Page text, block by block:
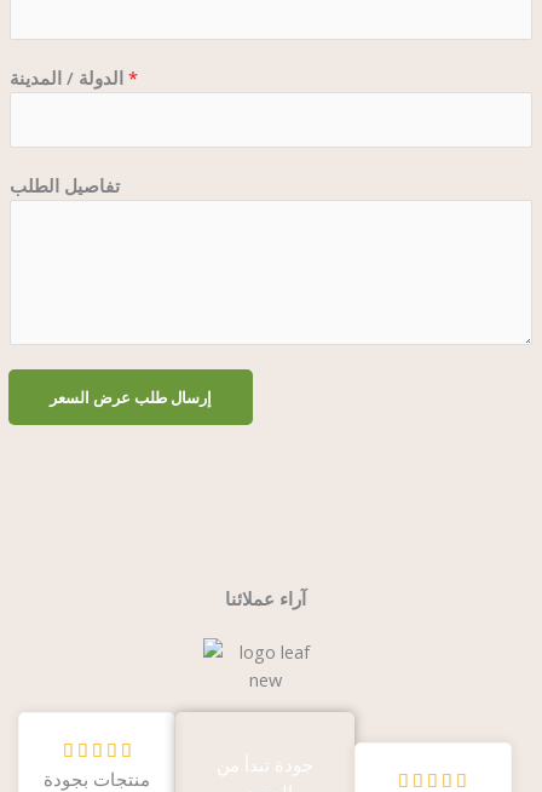
ا
ل
د
ل
ة
*
تفاصيل الطلب
إرسال طلب عرض السعر
آراء عملائنا
    R
a
منتجات بجودة
جودة تبدأ من
    